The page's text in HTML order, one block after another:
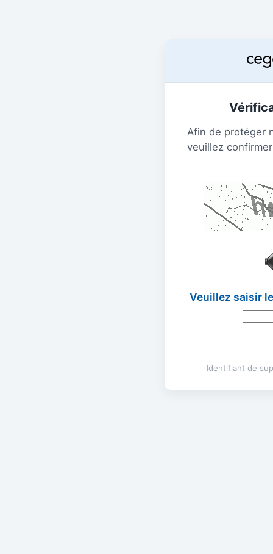
Afin de protéger
veuillez
Veuillez saisir
Identifiant de